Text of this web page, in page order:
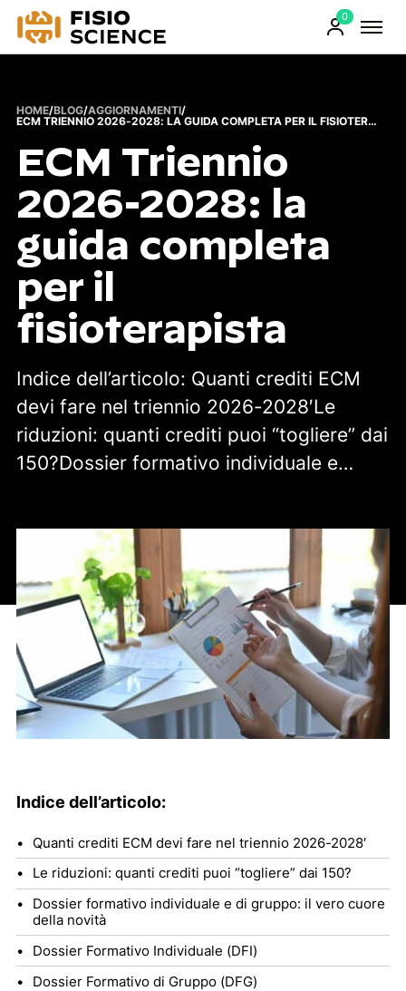
0
Prodotti
HOME/BLOG/AGGIORNAMENTI/
ECM TRIENNIO 2026-2028: LA GUIDA COMPLETA PER IL FISIOTERAPISTA
ECM Triennio
2026-2028: la
guida completa
per il
fisioterapista
Indice dell’articolo: Quanti crediti ECM
devi fare nel triennio 2026-2028′Le
riduzioni: quanti crediti puoi “togliere” dai
150?Dossier formativo individuale e…
Indice dell’articolo:
Quanti crediti ECM devi fare nel triennio 2026-2028′
Le riduzioni: quanti crediti puoi “togliere” dai 150?
Dossier formativo individuale e di gruppo: il vero cuore
della novità
Dossier Formativo Individuale (DFI)
Dossier Formativo di Gruppo (DFG)